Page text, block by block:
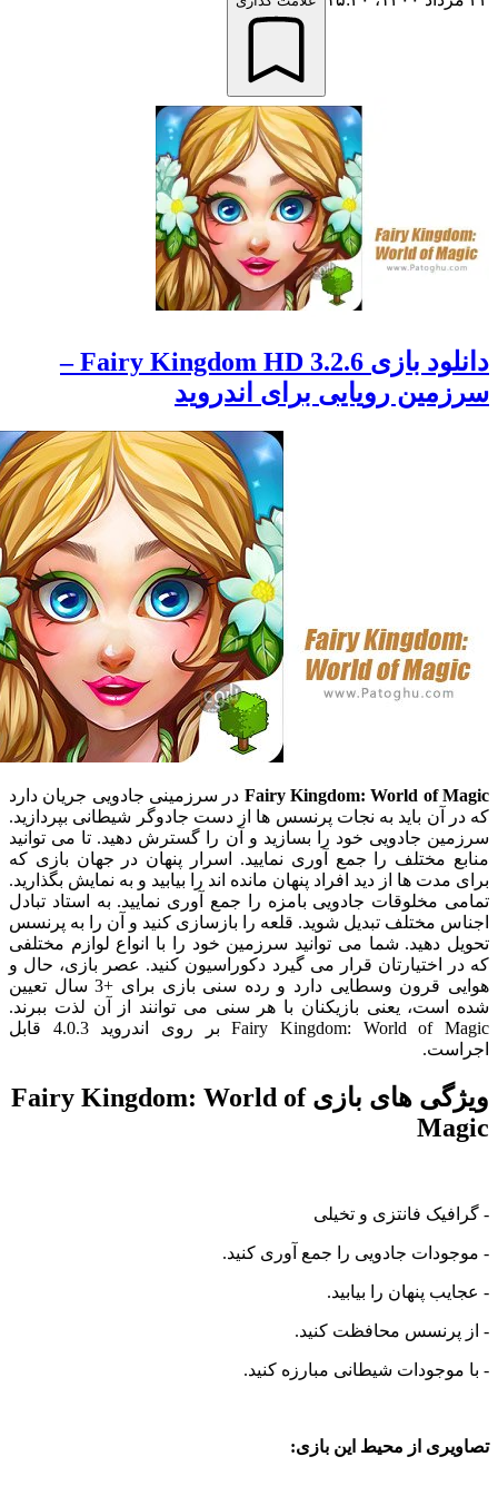
دانلود بازی Fairy Kingdom HD 3.2.6 –
رویایی برای اندروید
Fairy Kingdom: World ofدر سرزمینی جادویی جریان دارد
باید به نجات پرنسس ها از دست جادوگر شیطانی بپردازید.
جادویی خود را بسازید و آن را گسترش دهید. تا می توانید
مختلف را جمع آوری نمایید. اسرار پنهان در جهان بازی که
ها از دید افراد پنهان مانده اند را بیابید و به نمایش بگذارید.
مخلوقات جادویی بامزه را جمع آوری نمایید. به استاد تبادل
مختلف تبدیل شوید. قلعه را بازسازی کنید و آن را به پرنسس
دهید. شما می توانید سرزمین خود را با انواع لوازم مختلفی
قرار می گیرد دکوراسیون کنید. عصر بازی، حال و
هوایی قرون وسطایی دارد و رده سنی بازی برای +3 سال تعیین
یعنی بازیکنان با هر سنی می توانند از آن لذت ببرند.
Fairy Kingdom: World of Magic بر روی اندروید 4.0.3 قابل
ویژگی های بازی Fairy Kingdom: World of
فانتزی و تخیلی
جادویی را جمع آوری کنید.
پنهان را بیابید.
محافظت کنید.
شیطانی مبارزه کنید.
از محیط این بازی: